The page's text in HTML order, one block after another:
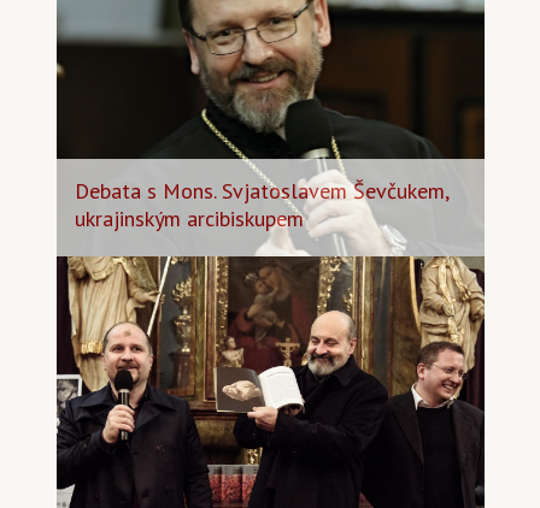
Debata s Mons. Svjatoslavem Ševčukem,
ukrajinským arcibiskupem